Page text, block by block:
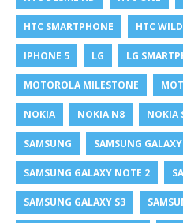
HTC SMARTPHONE HTC
IPHONE 5 LG LG
MOTOROLA MILESTONE
NOKIA NOKIA N8 NOKIA
SAMSUNG SAMSUNG GALAXY
SAMSUNG GALAXY NOTE 2
SAMSUNG GALAXY S3